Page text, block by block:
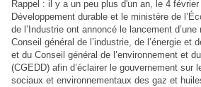
Rappel : il y a un peu plus d'un an, le 4
Développement durable et le ministère de
de l’Industrie ont annoncé le lancement
Conseil général de l’industrie, de l’énergie et
et du Conseil général de l’environnement et
(CGEDD) afin d’éclairer le gouvernement sur
sociaux et environnementaux des gaz et